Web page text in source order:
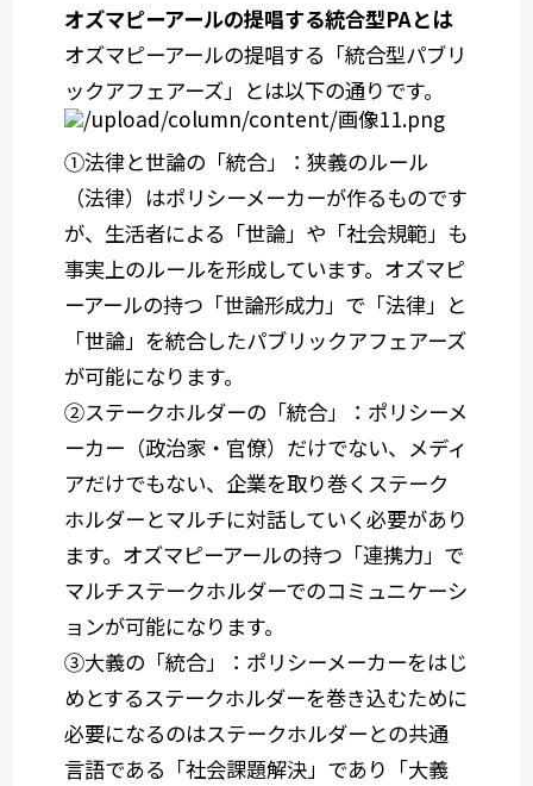
オズマピーアールの提唱する統合型PAとは
オズマピーアールの提唱する「統合型パブリ
ックアフェアーズ」とは以下の通りです。​
①法律と世論の「統合」：狭義のルール
（法律）はポリシーメーカーが作るものです
が、生活者による「世論」や「社会規範」も
事実上のルールを形成しています。オズマピ
ーアールの持つ「世論形成力」で「法律」と
「世論」を統合したパブリックアフェアーズ
が可能になります。
②ステークホルダーの「統合」：ポリシーメ
ーカー（政治家・官僚）だけでない、メディ
アだけでもない、企業を取り巻くステーク
ホルダーとマルチに対話していく必要があり
ます。オズマピーアールの持つ「連携力」で
マルチステークホルダーでのコミュニケーシ
ョンが可能になります。
③大義の「統合」：ポリシーメーカーをはじ
めとするステークホルダーを巻き込むために
必要になるのはステークホルダーとの共通
言語である「社会課題解決」であり「大義